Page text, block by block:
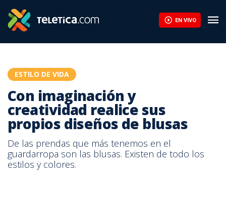
EN VIVO
ESTILO DE VIDA
Con imaginación y
creatividad realice sus
propios diseños de blusas
De las prendas que más tenemos en el
guardarropa son las blusas. Existen de todo los
estilos y colores.